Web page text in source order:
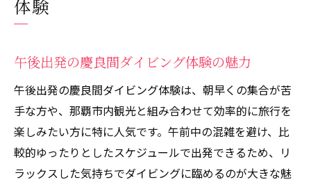
体験
午後出発の慶良間ダイビング体験の魅力
午後出発の慶良間ダイビング体験は、朝早くの集合が苦
手な方や、那覇市内観光と組み合わせて効率的に旅行を
楽しみたい方に特に人気です。午前中の混雑を避け、比
較的ゆったりとしたスケジュールで出発できるため、リ
ラックスした気持ちでダイビングに臨めるのが大きな魅